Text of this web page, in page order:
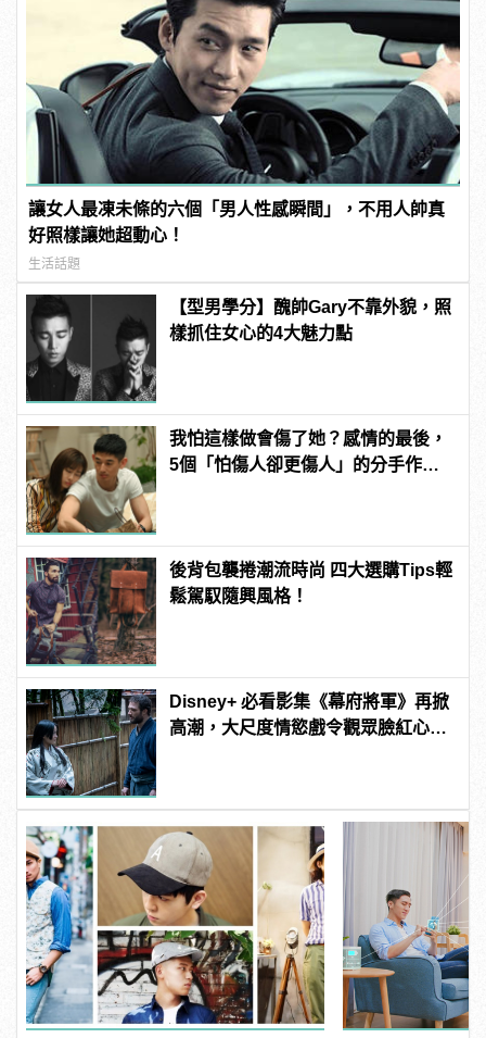
讓女人最凍未條的六個「男人性感瞬間」，不用人帥真
好照樣讓她超動心！
生活話題
【型男學分】醜帥Gary不靠外貌，照
樣抓住女心的4大魅力點
我怕這樣做會傷了她？感情的最後，
5個「怕傷人卻更傷人」的分手作為 |
後背包襲捲潮流時尚 四大選購Tips輕
鬆駕馭隨興風格！
Disney+ 必看影集《幕府將軍》再掀
高潮，大尺度情慾戲令觀眾臉紅心